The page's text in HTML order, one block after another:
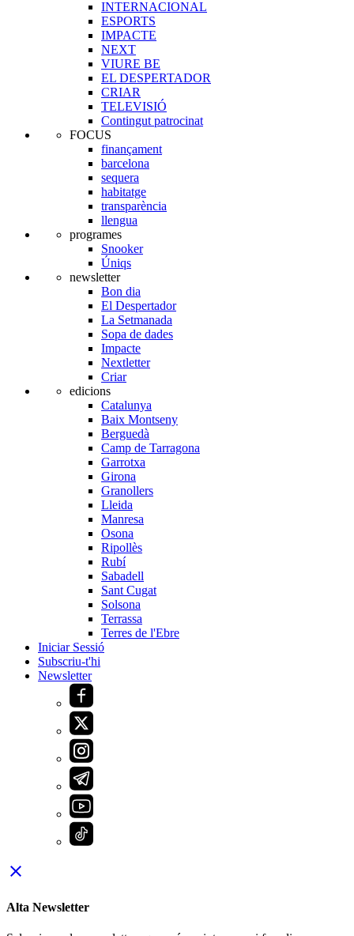
INTERNACIONAL
ESPORTS
IMPACTE
NEXT
VIURE BE
EL DESPERTADOR
CRIAR
TELEVISIÓ
Contingut patrocinat
FOCUS
finançament
barcelona
sequera
habitatge
transparència
llengua
programes
Snooker
Úniqs
newsletter
Bon dia
El Despertador
La Setmanada
Sopa de dades
Impacte
Nextletter
Criar
edicions
Catalunya
Baix Montseny
Berguedà
Camp de Tarragona
Garrotxa
Girona
Granollers
Lleida
Manresa
Osona
Ripollès
Rubí
Sabadell
Sant Cugat
Solsona
Terrassa
Terres de l'Ebre
Iniciar Sessió
Subscriu-t'hi
Newsletter
close
Alta Newsletter